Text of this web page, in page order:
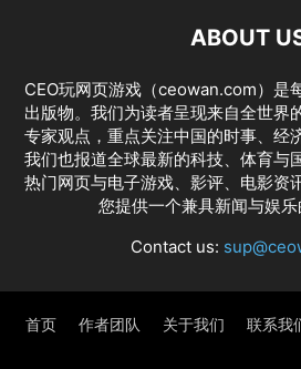
ABOUT
CEO玩网页游戏（ceowan.com）是
出版物。我们为读者呈现来自全世界
专家观点，重点关注中国的时事、经
我们也报道全球最新的科技、体育与
热门网页与电子游戏、影评、电影资
您提供一个兼具新闻与娱乐
Contact us:
首页 作者团队 关于我们 联系我